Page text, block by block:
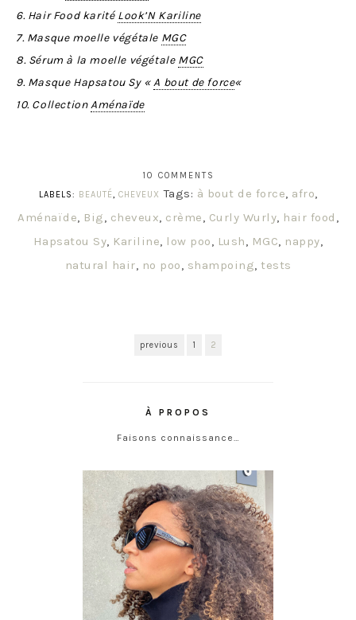
6. Hair Food karité Look’N Kariline
7. Masque moelle végétale MGC
8. Sérum à la moelle végétale MGC
9. Masque Hapsatou Sy «A bout de force«
10. CollectionAménaïde
10 COMMENTS
LABELS: BEAUTÉ CHEVEUX Tags: à bout de force afro
Aménaïde
Big cheveux crème Curly Wurly hair food
Hapsatou Sy Kariline low poo Lush MGC nappy
natural hair
no poo shampoing tests
previous 1 2
À PROPOS
Faisons connaissance…